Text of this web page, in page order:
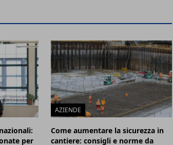
per
AZIENDE
Come aumentare la sicurezza in
cantiere: consigli e norme da